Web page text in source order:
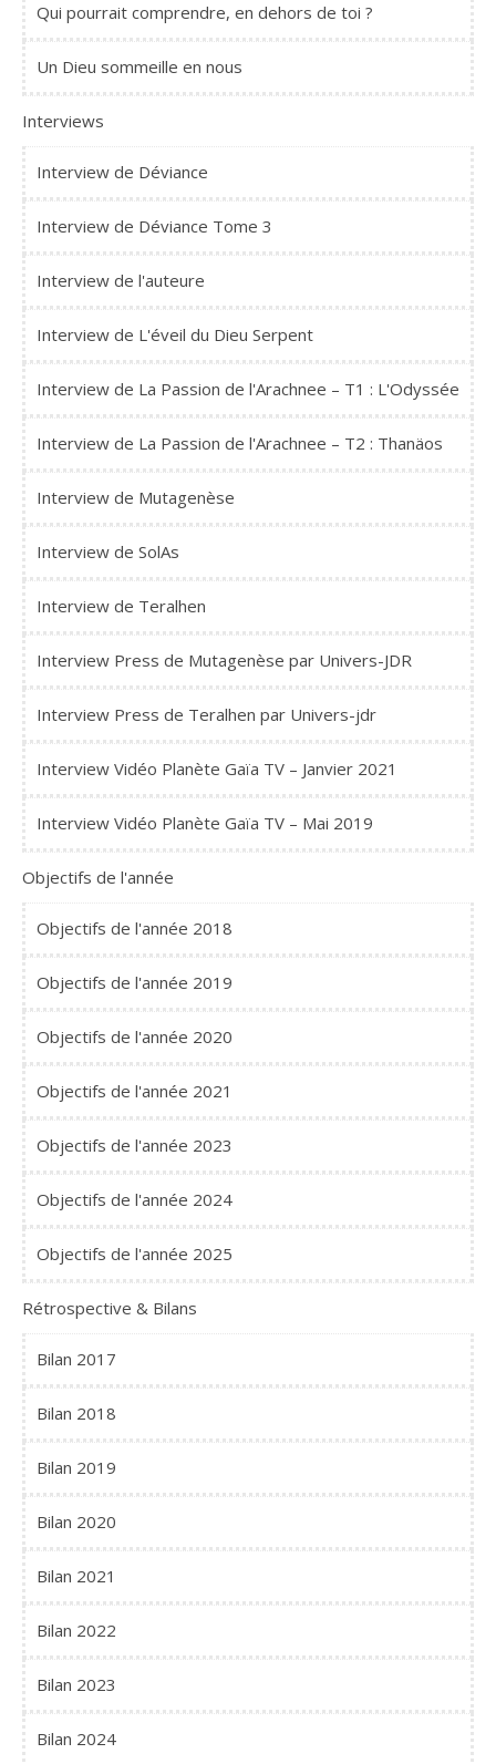
Qui pourrait comprendre, en dehors de toi ?
Un Dieu sommeille en nous
Interviews
Interview de Déviance
Interview de Déviance Tome 3
Interview de l'auteure
Interview de L'éveil du Dieu Serpent
Interview de La Passion de l'Arachnee – T1 : L'Odyssée
Interview de La Passion de l'Arachnee – T2 : Thanäos
Interview de Mutagenèse
Interview de SolAs
Interview de Teralhen
Interview Press de Mutagenèse par Univers-JDR
Interview Press de Teralhen par Univers-jdr
Interview Vidéo Planète Gaïa TV – Janvier 2021
Interview Vidéo Planète Gaïa TV – Mai 2019
Objectifs de l'année
Objectifs de l'année 2018
Objectifs de l'année 2019
Objectifs de l'année 2020
Objectifs de l'année 2021
Objectifs de l'année 2023
Objectifs de l'année 2024
Objectifs de l'année 2025
Rétrospective & Bilans
Bilan 2017
Bilan 2018
Bilan 2019
Bilan 2020
Bilan 2021
Bilan 2022
Bilan 2023
Bilan 2024